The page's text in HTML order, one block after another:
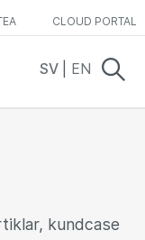
CLOUD PORTAL
SV EN
kundcase